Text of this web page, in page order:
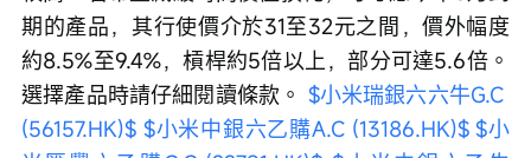
期的產品，其行使價介於31至32元之間，價外幅度
約8.5%至9.4%，槓桿約5倍以上，部分可達5.6倍。
選擇產品時請仔細閱讀條款。 $小米瑞銀六六牛G.C
(56157.HK)$ $小米中銀六乙購A.C (13186.HK)$ $小